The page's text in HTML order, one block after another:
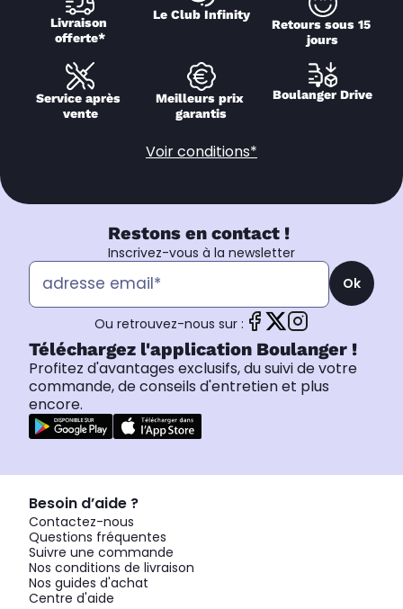
Livraison
offerte*
Le Club Infinity
Retours sous 15
jours
Service après
vente
Meilleurs prix
garantis
Boulanger Drive
Voir conditions*
Restons en contact !
Inscrivez-vous à la newsletter
Ok
Ou retrouvez-nous sur :
Téléchargez l'application Boulanger !
Profitez d'avantages exclusifs, du suivi de votre
commande, de conseils d'entretien et plus
encore.
Besoin d’aide ?
Contactez-nous
Questions fréquentes
Suivre une commande
Nos conditions de livraison
Nos guides d'achat
Centre d'aide